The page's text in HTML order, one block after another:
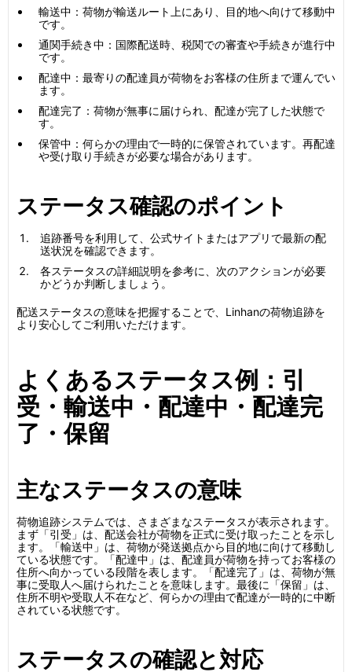
輸送中：荷物が輸送ルート上にあり、目的地へ向けて移動中
です。
通関手続き中：国際配送時、税関での審査や手続きが進行中
です。
配達中：最寄りの配達員が荷物をお客様の住所まで運んでい
ます。
配達完了：荷物が無事に届けられ、配達が完了した状態で
す。
保管中：何らかの理由で一時的に保管されています。再配達
や受け取り手続きが必要な場合があります。
ステータス確認のポイント
追跡番号を利用して、公式サイトまたはアプリで最新の配
送状況を確認できます。
各ステータスの詳細説明を参考に、次のアクションが必要
かどうか判断しましょう。
配送ステータスの意味を把握することで、Linhanの荷物追跡を
より安心してご利用いただけます。
よくあるステータス例：引
受・輸送中・配達中・配達完
了・保留
主なステータスの意味
荷物追跡システムでは、さまざまなステータスが表示されます。
まず「引受」は、配送会社が荷物を正式に受け取ったことを示し
ます。「輸送中」は、荷物が発送拠点から目的地に向けて移動し
ている状態です。「配達中」は、配達員が荷物を持ってお客様の
住所へ向かっている段階を表します。「配達完了」は、荷物が無
事に受取人へ届けられたことを意味します。最後に「保留」は、
住所不明や受取人不在など、何らかの理由で配達が一時的に中断
されている状態です。
ステータスの確認と対応